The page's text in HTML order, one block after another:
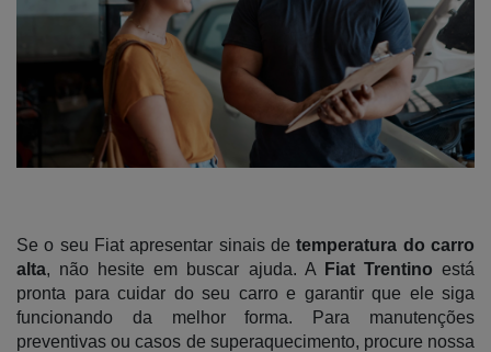
Se o seu Fiat apresentar sinais detemperatura do carro
alta, não hesite em buscar ajuda. A Fiat Trentino está
pronta para cuidar do seu carro e garantir que ele siga
funcionando da melhor forma. Para manutenções
preventivas ou casos de superaquecimento, procure nossa